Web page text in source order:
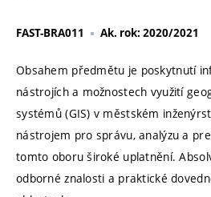
FAST-BRA011 Ak. rok: 2020/2021
Obsahem předmětu je poskytnutí
nástrojích a možnostech využití
systémů (GIS) v městském
nástrojem pro správu, analýzu a
tomto oboru široké uplatnění.
odborné znalosti a praktické